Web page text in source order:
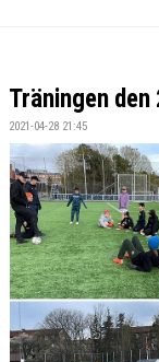
BILDGALLERI
DOKUMENT/BILDGALLERI
KONTAKT
TURNERINGAR/CUPER
Träningen den
2021-04-28 21:45